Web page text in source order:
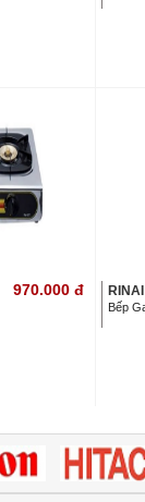
970.000 đ RINAI
Bếp